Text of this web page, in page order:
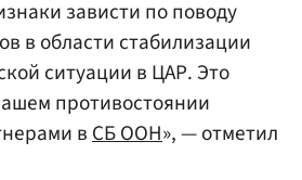
зависти по поводу
в области стабилизации
ситуации в ЦАР. Это
противостоянии
вСБ ООН», — отметил